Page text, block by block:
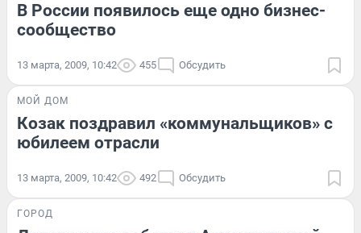
В России появилось еще одно бизнес-
сообщество
13 марта, 2009, 10:42 455 Обсудить
МОЙ ДОМ
Козак поздравил «коммунальщиков» с
юбилеем отрасли
13 марта, 2009, 10:42 492 Обсудить
ГОРОД